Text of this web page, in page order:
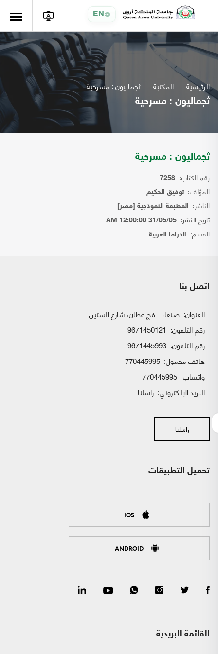
EN
الرئيسية المكتبة ثجماليون : مسرحية
ثجماليون : مسرحية
ثجماليون : مسرحية
رقم الكتاب: 7258
المؤلف:توفيق الحكيم
الناشر: المطبعة النموذجية [مصر]
تاريخ النشر: 31/05/05 12:00:00 AM
القسم: الدراما العربية
اتصل بنا
العنوان: صنعاء - فج عطان، شارع الستين
رقم التلفون: 9671450121
رقم التلفون: 9671445993
هاتف محمول: 770445995
واتساب:
البريد الإلكتروني: راسلنا
راسلنا
تحميل التطبيقات
IOS
ANDROID
القائمة البريدية